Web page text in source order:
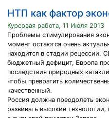
НТП как фактор
Курсовая работа, 11 Июля 2013
Проблемы стимулирования
момент остаются очень
находится в стадии рецессии.
бюджетный дефицит, Европа
последствия природных
чтобы превратить
качественный.
Россия должна преодолеть
развивать высокие технологии,